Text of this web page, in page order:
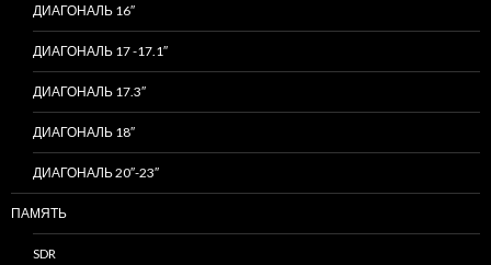
ДИАГОНАЛЬ 16″
ДИАГОНАЛЬ 17 -17.1″
ДИАГОНАЛЬ 17.3″
ДИАГОНАЛЬ 18″
ДИАГОНАЛЬ 20″-23″
ПАМЯТЬ
SDR